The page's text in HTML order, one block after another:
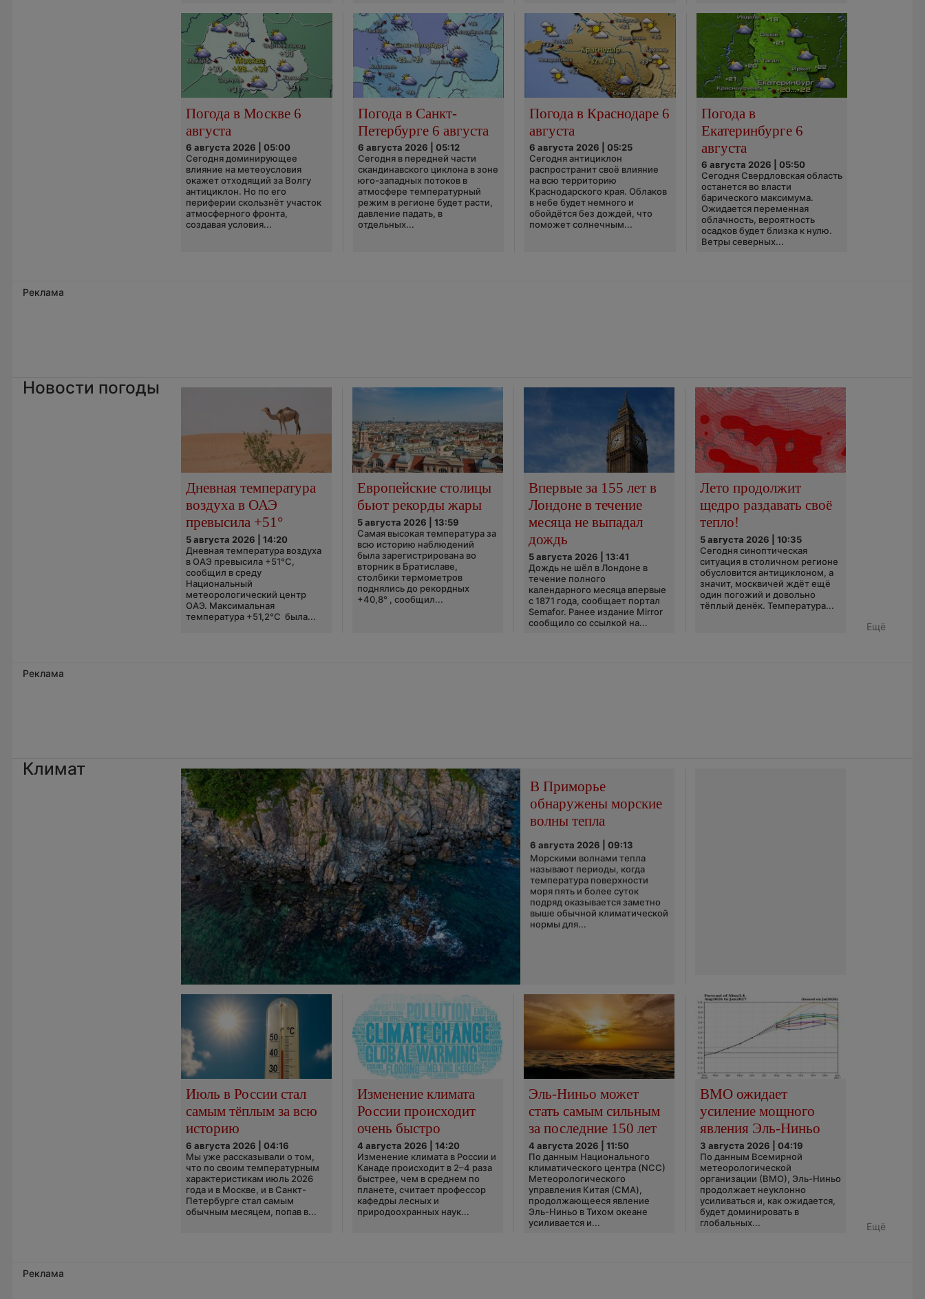
Погода в Москве 6
августа
6 августа 2026 | 05:00
Сегодня доминирующее
влияние на метеоусловия
окажет отходящий за Волгу
антициклон. Но по его
периферии скользнёт участок
атмосферного фронта,
создавая условия...
Погода в Санкт-
Петербурге 6 августа
6 августа 2026 | 05:12
Сегодня в передней части
скандинавского циклона в зоне
юго-западных потоков в
атмосфере температурный
режим в регионе будет расти,
давление падать, в
отдельных...
Погода в Краснодаре 6
августа
6 августа 2026 | 05:25
Сегодня антициклон
распространит своё влияние
на всю территорию
Краснодарского края. Облаков
в небе будет немного и
обойдётся без дождей, что
поможет солнечным...
Погода в
Екатеринбурге 6
августа
6 августа 2026 | 05:50
Сегодня Свердловская область
останется во власти
барического максимума.
Ожидается переменная
облачность, вероятность
осадков будет близка к нулю.
Ветры северных...
Реклама
Новости погоды
Дневная температура
воздуха в ОАЭ
превысила +51°
5 августа 2026 | 14:20
Дневная температура воздуха
в ОАЭ превысила +51°C,
сообщил в среду
Национальный
метеорологический центр
ОАЭ. Максимальная
температура +51,2°C была...
Европейские столицы
бьют рекорды жары
5 августа 2026 | 13:59
Самая высокая температура за
всю историю наблюдений
была зарегистрирована во
вторник в Братиславе,
столбики термометров
поднялись до рекордных
+40,8° , сообщил...
Впервые за 155 лет в
Лондоне в течение
месяца не выпадал
дождь
5 августа 2026 | 13:41
Дождь не шёл в Лондоне в
течение полного
календарного месяца впервые
с 1871 года, сообщает портал
Semafor. Ранее издание Mirror
сообщило со ссылкой на...
Лето продолжит
щедро раздавать своё
тепло!
5 августа 2026 | 10:35
Сегодня синоптическая
ситуация в столичном регионе
обусловится антициклоном, а
значит, москвичей ждёт ещё
один погожий и довольно
тёплый денёк. Температура...
Ещё
Реклама
Климат
В Приморье
обнаружены морские
волны тепла
6 августа 2026 | 09:13
Морскими волнами тепла
называют периоды, когда
температура поверхности
моря пять и более суток
подряд оказывается заметно
выше обычной климатической
нормы для...
Июль в России стал
самым тёплым за всю
историю
6 августа 2026 | 04:16
Мы уже рассказывали о том,
что по своим температурным
характеристикам июль 2026
года и в Москве, и в Санкт-
Петербурге стал самым
обычным месяцем, попав в...
Изменение климата
России происходит
очень быстро
4 августа 2026 | 14:20
Изменение климата в России и
Канаде происходит в 2–4 раза
быстрее, чем в среднем по
планете, считает профессор
кафедры лесных и
природоохранных наук...
Эль-Ниньо может
стать самым сильным
за последние 150 лет
4 августа 2026 | 11:50
По данным Национального
климатического центра (NCC)
Метеорологического
управления Китая (CMA),
продолжающееся явление
Эль-Ниньо в Тихом океане
усиливается и...
ВМО ожидает
усиление мощного
явления Эль-Ниньо
3 августа 2026 | 04:19
По данным Всемирной
метеорологической
организации (ВМО), Эль-Ниньо
продолжает неуклонно
усиливаться и, как ожидается,
будет доминировать в
глобальных...
Ещё
Реклама